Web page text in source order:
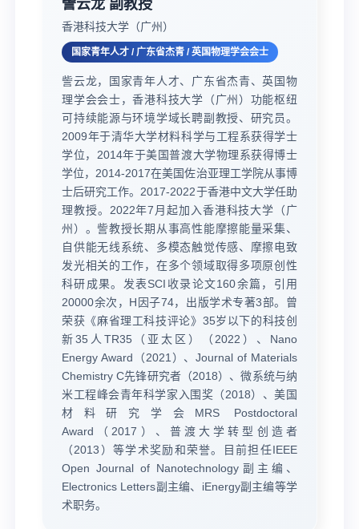
訾云龙 副教授
香港科技大学（广州）
国家青年人才 / 广东省杰青 / 英国物理学会会士
訾云龙，国家青年人才、广东省杰青、英国物
理学会会士，香港科技大学（广州）功能枢纽
可持续能源与环境学域长聘副教授、研究员。
2009年于清华大学材料科学与工程系获得学士
学位，2014年于美国普渡大学物理系获得博士
学位，2014-2017在美国佐治亚理工学院从事博
士后研究工作。2017-2022于香港中文大学任助
理教授。2022年7月起加入香港科技大学（广
州）。訾教授长期从事高性能摩擦能量采集、
自供能无线系统、多模态触觉传感、摩擦电致
发光相关的工作，在多个领域取得多项原创性
科研成果。发表SCI收录论文160余篇，引用
20000余次，H因子74，出版学术专著3部。曾
荣获《麻省理工科技评论》35岁以下的科技创
新35人TR35（亚太区）（2022）、Nano
Energy Award（2021）、Journal of Materials
Chemistry C先锋研究者（2018）、微系统与纳
米工程峰会青年科学家入围奖（2018）、美国
材料研究学会MRS Postdoctoral
Award（2017）、普渡大学转型创造者
（2013）等学术奖励和荣誉。目前担任IEEE
Open Journal of Nanotechnology副主编、
Electronics Letters副主编、iEnergy副主编等学
术职务。